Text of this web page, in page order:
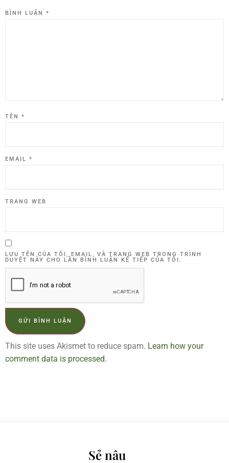
BÌNH LUẬN *
TÊN *
EMAIL *
TRANG WEB
LƯU TÊN CỦA TÔI, EMAIL, VÀ TRANG WEB TRONG TRÌNH
DUYỆT NÀY CHO LẦN BÌNH LUẬN KẾ TIẾP CỦA TÔI.
This site uses Akismet to reduce spam. Learn how your
comment data is processed.
Sẻ nâu